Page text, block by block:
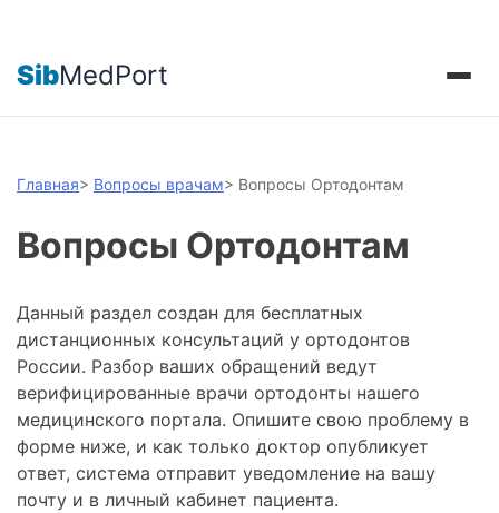
SibMedPort
Главная> Вопросы врачам> Вопросы Ортодонтам
Вопросы Ортодонтам
Данный раздел создан для бесплатных
дистанционных консультаций у ортодонтов
России. Разбор ваших обращений ведут
верифицированные врачи ортодонты нашего
медицинского портала. Опишите свою проблему в
форме ниже, и как только доктор опубликует
ответ, система отправит уведомление на вашу
почту и в личный кабинет пациента.